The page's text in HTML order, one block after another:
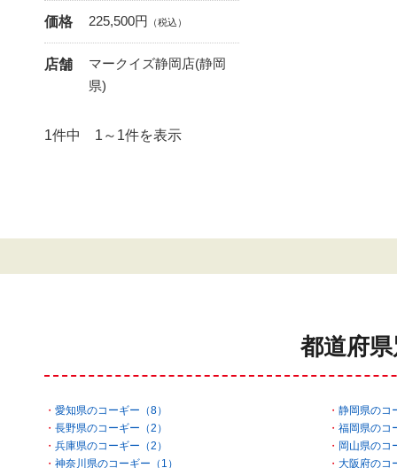
価格 225,500円 （税込）
店舗
マークイズ静岡店(静岡
県)
1件中 1～1件を表示
都道府
愛知県のコーギー（8）
静岡県のコ
長野県のコーギー（2）
福岡県のコ
兵庫県のコーギー（2）
岡山県のコ
神奈川県のコーギー（1）
大阪府のコ